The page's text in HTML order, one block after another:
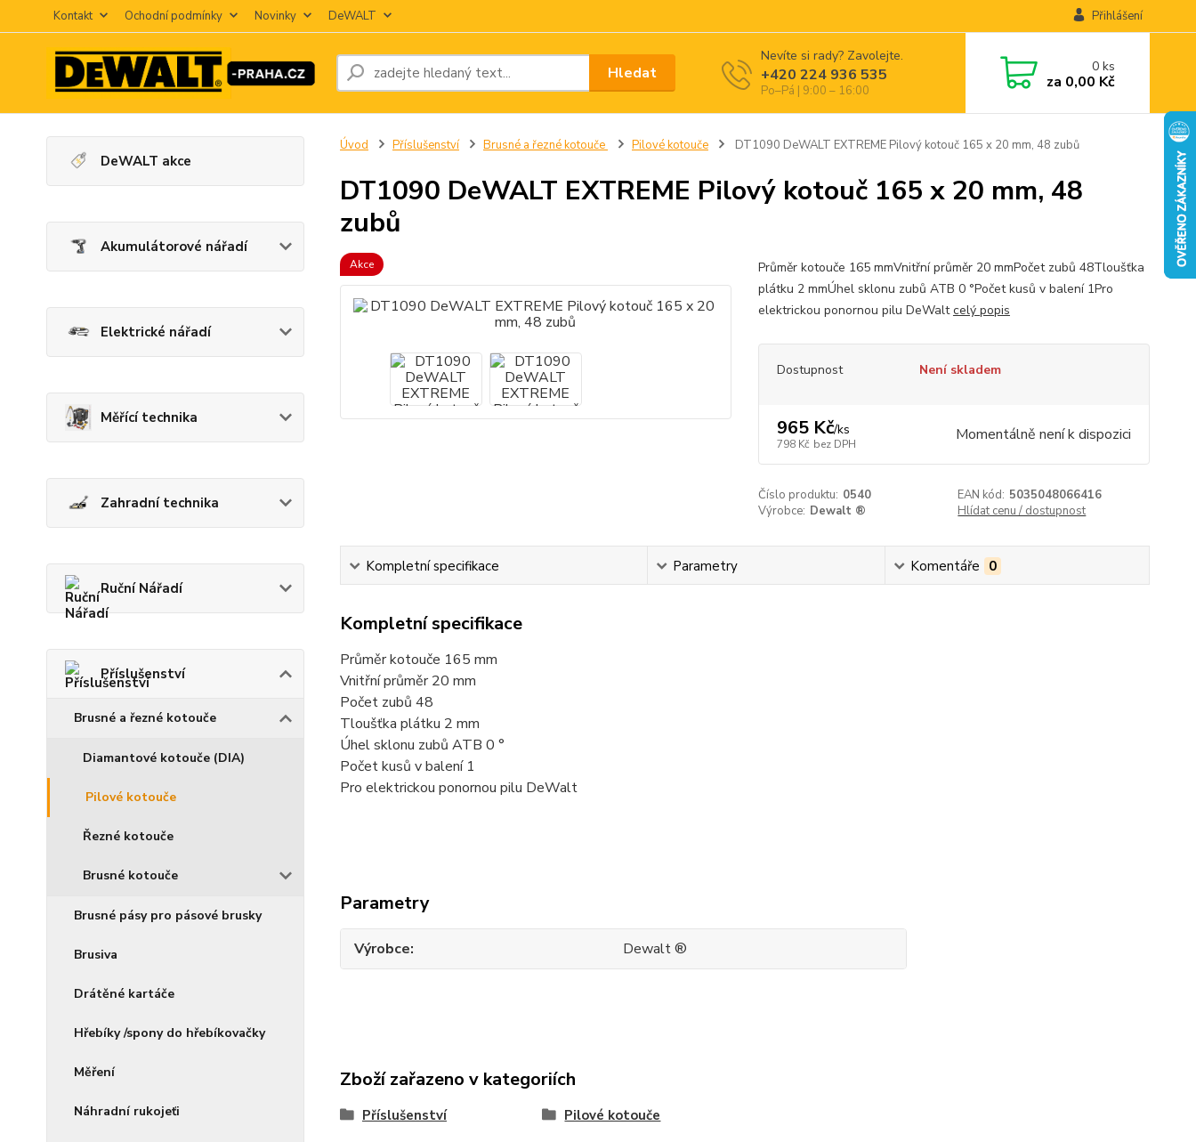
Kontakt Ochodní podmínky Novinky DeWALT Přihlášení
Hledat
Nevíte si rady? Zavolejte.
+420 224 936 535
Po–Pá | 9:00 – 16:00
0ks
za 0,00 Kč
DeWALT akce
Akumulátorové nářadí
Elektrické nářadí
Měřící technika
Zahradní technika
Ruční Nářadí
Příslušenství
Brusné a řezné kotouče
Diamantové kotouče (DIA)
Pilové kotouče
Řezné kotouče
Brusné kotouče
Brusné pásy pro pásové brusky
Brusiva
Drátěné kartáče
Hřebíky /spony do hřebíkovačky
Měření
Náhradní rukojeťi
Úvod Příslušenství Brusné a řezné kotouče Pilové kotouče DT1090 DeWALT EXTREME Pilový kotouč 165 x 20 mm, 48 zubů
DT1090 DeWALT EXTREME Pilový kotouč 165 x 20 mm, 48
zubů
Akce
Průměr kotouče 165 mmVnitřní průměr 20 mmPočet zubů 48Tloušťka
plátku 2 mmÚhel sklonu zubů ATB 0 °Počet kusů v balení 1Pro
elektrickou ponornou pilu DeWaltcelý popis
Dostupnost Není skladem
965 Kč/ks
798 Kč bez DPH Momentálně není k dispozici
Číslo produktu: 0540 EAN kód: 5035048066416
Výrobce: Dewalt ® Hlídat cenu / dostupnost
Kompletní specifikace Parametry Komentáře 0
Kompletní specifikace
Průměr kotouče 165 mm
Vnitřní průměr 20 mm
Počet zubů 48
Tloušťka plátku 2 mm
Úhel sklonu zubů ATB 0 °
Počet kusů v balení 1
Pro elektrickou ponornou pilu DeWalt
Parametry
Výrobce Dewalt ®
Zboží zařazeno v kategoriích
Příslušenství Pilové kotouče